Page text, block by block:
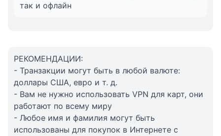
так и офлайн
РЕКОМЕНДАЦИИ:
- Транзакции могут быть в любой валюте:
доллары США, евро и т. д.
- Вам не нужно использовать VPN для карт, они
работают по всему миру
- Любое имя и фамилия могут быть
использованы для покупок в Интернете с